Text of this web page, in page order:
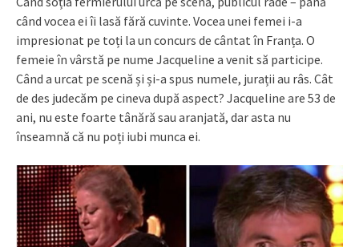
când vocea ei îi lasă fără cuvinte. Vocea unei femei i-a
impresionat pe toți la un concurs de cântat în Franța. O
femeie în vârstă pe nume Jacqueline a venit să participe.
Când a urcat pe scenă și și-a spus numele, jurații au râs. Cât
de des judecăm pe cineva după aspect? Jacqueline are 53 de
ani, nu este foarte tânără sau aranjată, dar asta nu
înseamnă că nu poți iubi munca ei.